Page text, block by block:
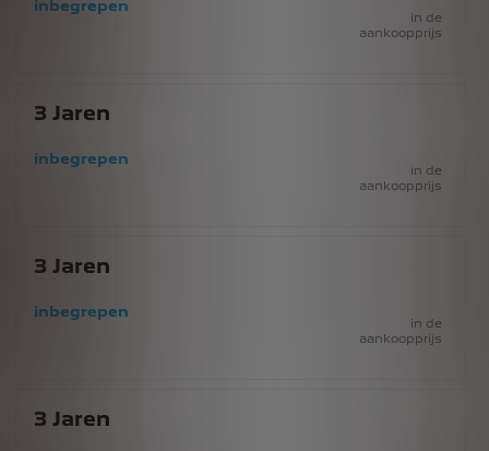
inbegrepen
in de
aankoopprijs
3 Jaren
inbegrepen
in de
aankoopprijs
3 Jaren
inbegrepen
in de
aankoopprijs
3 Jaren